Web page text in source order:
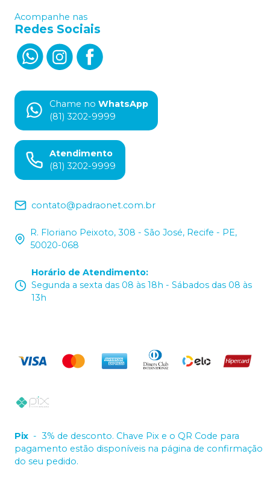
Acompanhe nas
Redes Sociais
Chame no WhatsApp
(81) 3202-9999
Atendimento
(81) 3202-9999
contato@padraonet.com.br
R. Floriano Peixoto, 308 - São José, Recife - PE,
50020-068
Horário de Atendimento:
Segunda a sexta das 08 às 18h - Sábados das 08 às
13h
Pix - 3% de desconto. Chave Pix e o QR Code para
pagamento estão disponíveis na página de confirmação
do seu pedido.